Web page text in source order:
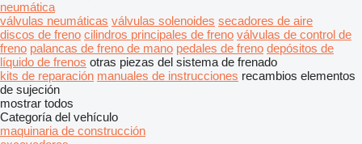
neumática
válvulas neumáticas válvulas solenoides secadores de aire
discos de freno cilindros principales de freno válvulas de control de
freno palancas de freno de mano pedales de freno depósitos de
líquido de frenos otras piezas del sistema de frenado
kits de reparación manuales de instrucciones recambios elementos
de sujeción
mostrar todos
Categoría del vehículo
maquinaria de construcción